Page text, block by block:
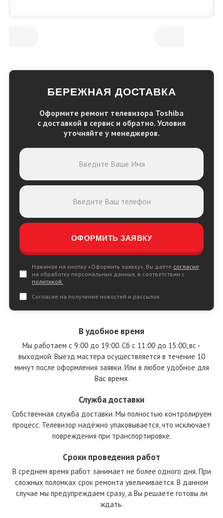
БЕРЕЖНАЯ ДОСТАВКА
Оформите ремонт телевизора Toshiba
с доставкой в сервис и обратно. Условия
уточняйте у менеджеров.
Нажимая на кнопку «Оформить заявку», Вы даёте согласие
на обработку персональных данных, в соответствии с
политикой.
Согласие на получение новостей и рассылок.
В удобное время
Мы работаем с 9:00 до 19:00. Сб с 11:00 до 15:00, вс -
выходной. Выезд мастера осуществляется в течение 10
минут после оформления заявки. Или в любое удобное для
Вас время.
Служба доставки
Собственная служба доставки. Мы полностью контролируем
процесс. Телевизор надёжно упаковывается, что исключает
повреждения при транспортировке.
Сроки проведения работ
В среднем время работ занимает не более одного дня. При
сложных поломках срок ремонта увеличивается. В данном
случае мы предупреждаем сразу, а Вы решаете готовы ли
ждать.